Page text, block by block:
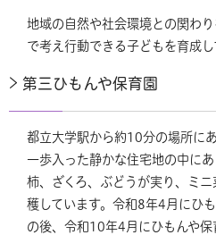
地域の自然や社会環境との関わ
で考え行動できる子どもを育成し
第三ひもんや保育園
都立大学駅から約10分の場所に
一歩入った静かな住宅地の中にあ
柿、ざくろ、ぶどうが実り、ミ
穫しています。令和8年4月にひ
の後、令和10年4月にひもんや保